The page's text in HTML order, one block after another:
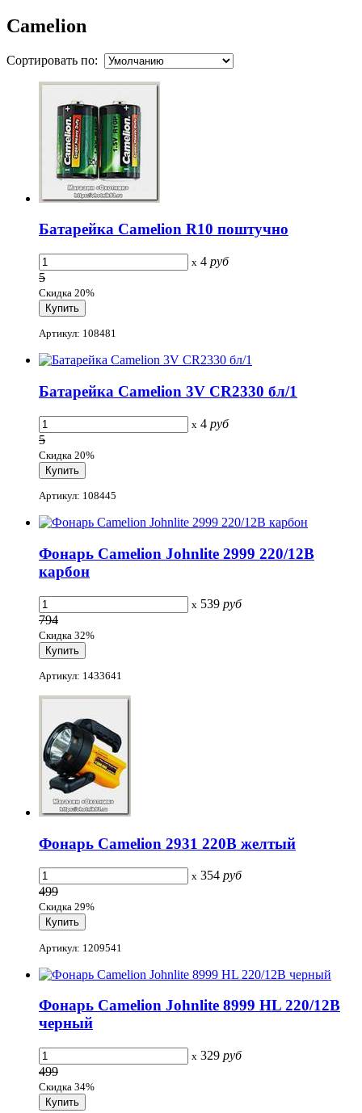
Camelion
Сортировать по:
Батарейка Camelion R10 поштучно
x 4 руб
5
Скидка 20%
Артикул: 108481
Батарейка Camelion 3V CR2330 бл/1
x 4 руб
5
Скидка 20%
Артикул: 108445
Фонарь Camelion Johnlite 2999 220/12В
карбон
x 539 руб
794
Скидка 32%
Артикул: 1433641
Фонарь Camelion 2931 220В желтый
x 354 руб
499
Скидка 29%
Артикул: 1209541
Фонарь Camelion Johnlite 8999 HL 220/12В
черный
x 329 руб
499
Скидка 34%